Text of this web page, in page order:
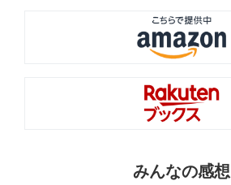
みんなの感想